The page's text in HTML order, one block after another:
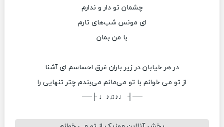
چشمان تو دار و ندارم
ای مونس شب‌های تارم
با من بمان
در هر خیابان در زیر باران غرق احساسم ای آشنا
از تو می خوانم با تو می‌مانم می‌بندم چتر تنهایی را
──┤ ♩♪♫♪♩ ├──